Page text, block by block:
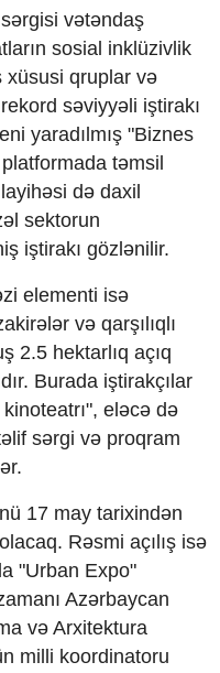
vətəndaş
sosial inklüzivlik
xüsusi qruplar və
səviyyəli iştirakı
yaradılmış "Biznes
təmsil
də daxil
sektorun
iştirakı gözlənilir.
elementi isə
və qarşılıqlı
2.5 hektarlıq açıq
Burada iştirakçılar
eləcə də
sərgi və proqram
17 may tarixindən
Rəsmi açılış isə
"Urban Expo"
Azərbaycan
və Arxitektura
milli koordinatoru